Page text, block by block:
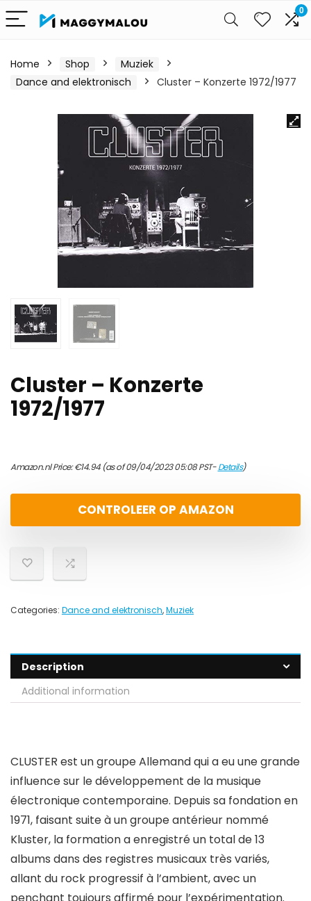
0
Home Shop
Muziek
Dance and elektronisch
Cluster – Konzerte 1972/1977
Cluster – Konzerte
1972/1977
Amazon.nl Price:€14.94(as of 09/04/2023 05:08 PST-Details)
CONTROLEER OP AMAZON
Categories: Dance and elektronisch,Muziek
Description
Additional information
CLUSTER est un groupe Allemand qui a eu une grande
influence sur le développement de la musique
électronique contemporaine. Depuis sa fondation en
1971, faisant suite à un groupe antérieur nommé
Kluster, la formation a enregistré un total de 13
albums dans des registres musicaux très variés,
allant du rock progressif à l’ambient, avec un